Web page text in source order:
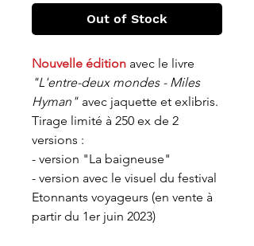
Out of Stock
Nouvelle édition avec le livre
"L'entre-deux mondes - Miles
Hyman" avec jaquette et exlibris.
Tirage limité à 250 ex de 2
versions :
- version "La baigneuse"
- version avec le visuel du festival
Etonnants voyageurs (en vente à
partir du 1er juin 2023)